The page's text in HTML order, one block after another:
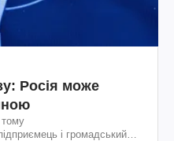
Росія може
тому
і громадський